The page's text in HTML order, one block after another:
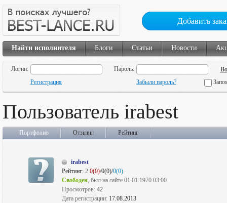
Добавить
Найти исполнителя Блоги Статьи Новости
Логин:
Пароль:
Регистрация
Забыли пароль?
Пользователь irabest
Портфолио Отзывы Рейтинг
irabest
Рейтинг: 2 0(0)/0(0)/0(0)
Свободен, был на сайте 01.01.1970 03:00
Просмотров: 42
Дата регистрации: 17.08.2013